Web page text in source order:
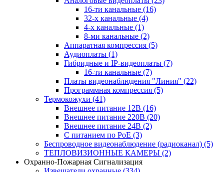
16-ти канальные (16)
32-х канальные (4)
4-х канальные (1)
8-ми канальные (2)
Аппаратная компрессия (5)
Аудиоплаты (1)
Гибридные и IP-видеоплаты (7)
16-ти канальные (7)
Платы видеонаблюдения "Линия" (22)
Программная компрессия (5)
Термокожухи (41)
Внешнее питание 12В (16)
Внешнее питание 220В (20)
Внешнее питание 24В (2)
С питанием по PoE (3)
Беспроводное видеонаблюдение (радиоканал) (5)
ТЕПЛОВИЗИОННЫЕ КАМЕРЫ (2)
Охранно-Пожарная Сигнализация